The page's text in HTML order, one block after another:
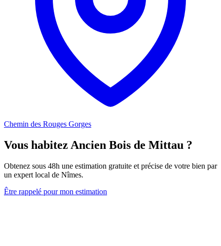
Chemin des Rouges Gorges
Vous habitez Ancien Bois de Mittau ?
Obtenez sous 48h une estimation gratuite et précise de votre bien par
un expert local de Nîmes.
Être rappelé pour mon estimation